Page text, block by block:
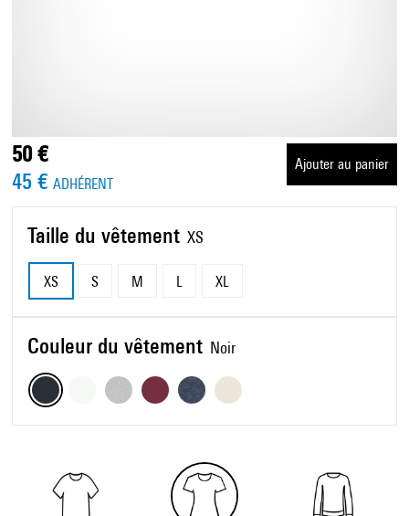
Couleur du vêtement Noir
Taille du vêtement XS
XS S M L XL
50 €
45 € ADHÉRENT
Ajouter au panier